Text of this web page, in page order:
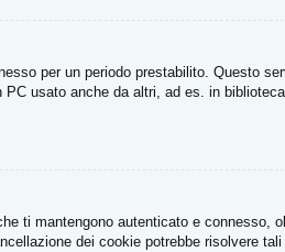
per un periodo prestabilito. Questo
usato anche da altri, ad es. in
ti mantengono autenticato e
dei cookie potrebbe risolvere tali